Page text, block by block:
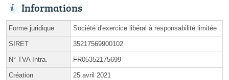
Informations
Forme juridique Société d'exercice libéral à responsabilité limitée
SIRET 35217569900102
N° TVA Intra. FR05352175699
Création 25 avril 2021